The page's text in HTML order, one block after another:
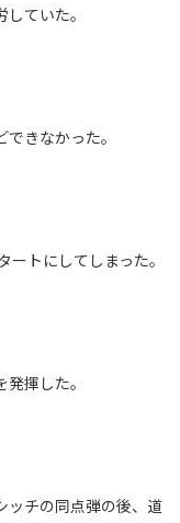
ていた。
きなかった。
トにしてしまった。
揮した。
ッチの同点弾の後、道